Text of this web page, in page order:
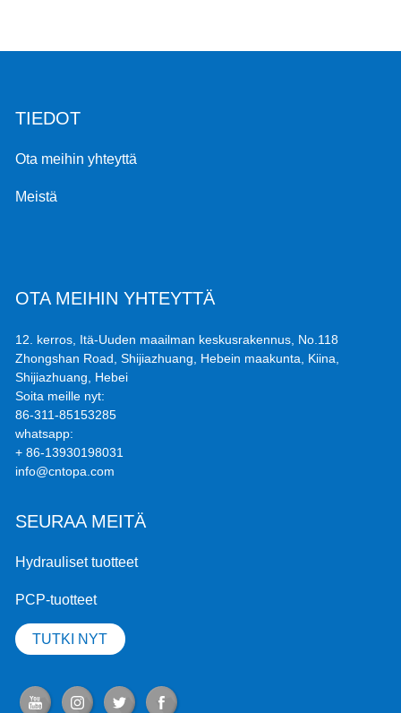
TIEDOT
Ota meihin yhteyttä
Meistä
OTA MEIHIN YHTEYTTÄ
12. kerros, Itä-Uuden maailman keskusrakennus, No.118
Zhongshan Road, Shijiazhuang, Hebein maakunta, Kiina,
Shijiazhuang, Hebei
Soita meille nyt:
86-311-85153285
whatsapp:
+ 86-13930198031
info@cntopa.com
SEURAA MEITÄ
Hydrauliset tuotteet
PCP-tuotteet
TUTKI NYT